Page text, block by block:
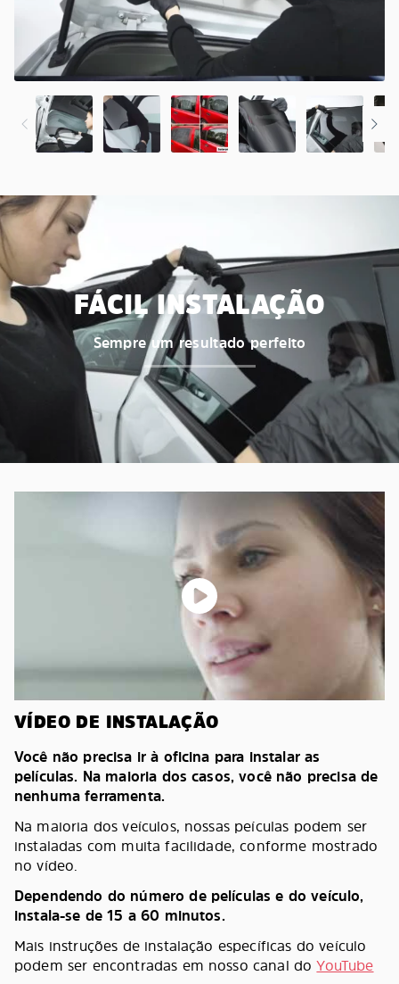
FÁCIL INSTALAÇÃO
Sempre um resultado perfeito
VÍDEO DE INSTALAÇÃO
Você não precisa ir à oficina para instalar as
películas. Na maioria dos casos, você não precisa de
nenhuma ferramenta.
Na maioria dos veículos, nossas peículas podem ser
instaladas com muita facilidade, conforme mostrado
no vídeo.
Dependendo do número de películas e do veículo,
instala-se de 15 a 60 minutos.
Mais instruções de instalação específicas do veículo
podem ser encontradas em nosso canal doYouTube